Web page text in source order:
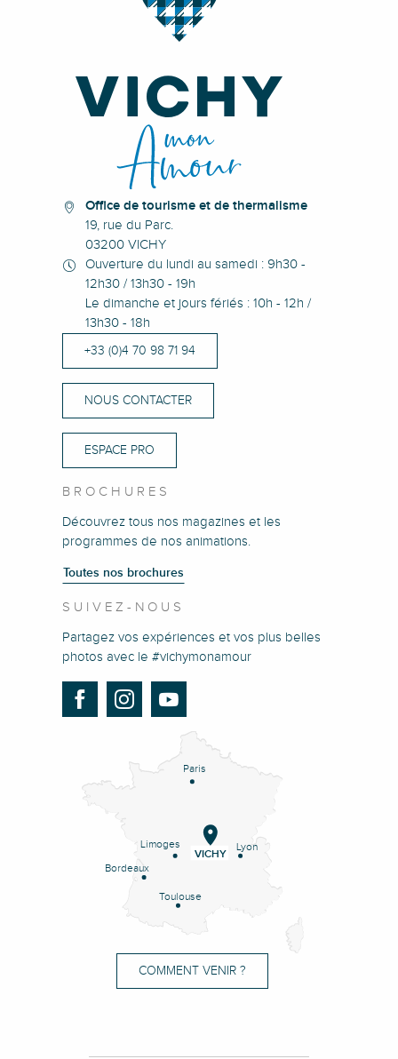
Office de tourisme et de thermalisme
19, rue du Parc.
03200 VICHY
Ouverture du lundi au samedi : 9h30 -
12h30 / 13h30 - 19h
Le dimanche et jours fériés : 10h - 12h /
13h30 - 18h
+33 (0)4 70 98 71 94
NOUS CONTACTER
ESPACE PRO
BROCHURES
Découvrez tous nos magazines et les
programmes de nos animations.
Toutes nos brochures
SUIVEZ-NOUS
Partagez vos expériences et vos plus belles
photos avec le #vichymonamour
Paris
Lyon
Limoges
Bordeaux
Toulouse
VICHY
COMMENT VENIR ?